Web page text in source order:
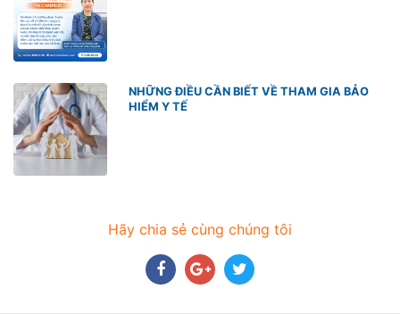
NHỮNG ĐIỀU CẦN BIẾT VỀ THAM GIA BẢO
HIỂM Y TẾ
Hãy chia sẻ cùng chúng tôi